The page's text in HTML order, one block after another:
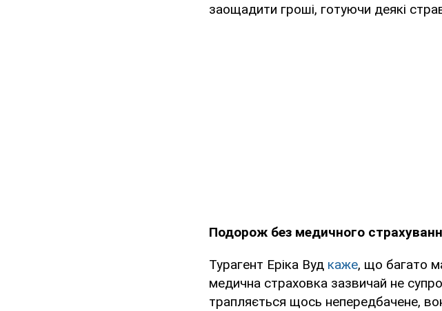
заощадити гроші, готуючи деякі
Подорож без медичного
Турагент Еріка Вуд каже, що багато
медична страховка зазвичай не
трапляється щось непередбачене,